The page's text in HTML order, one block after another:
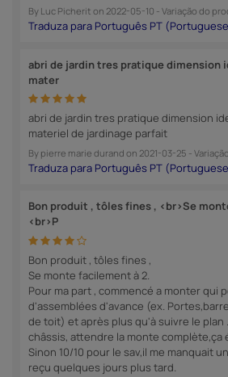
By Luc Picherit on 2022-05-10 - Variação do
abri de jardin tres pratique dimension
mater
abri de jardin tres pratique dimension
materiel de jardinage parfait
By pierre marie durand on 2021-03-25 -
Bon produit , tôles fines , <br>Se
<br>P
Bon produit , tôles fines ,
Se monte facilement à 2.
Pour ma part , commencé a monter qui
d'assemblées d'avance (ex.
de toit) et après plus qu'à suivre le plan
châssis, attendre la monte complète,ça
Sinon 10/10 pour le sav,il me manquait
reçu quelques jours plus tard.